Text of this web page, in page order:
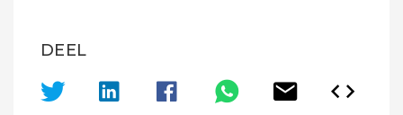
DEEL